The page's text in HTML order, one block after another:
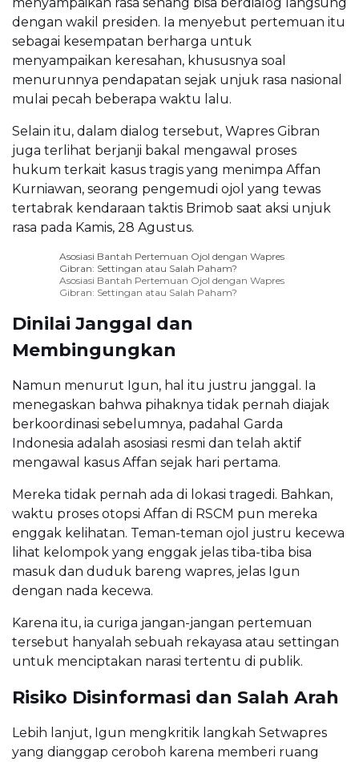
dengan wakil presiden. Ia menyebut pertemuan itu
sebagai kesempatan berharga untuk
menyampaikan keresahan, khususnya soal
menurunnya pendapatan sejak unjuk rasa nasional
mulai pecah beberapa waktu lalu.
Selain itu, dalam dialog tersebut, Wapres Gibran
juga terlihat berjanji bakal mengawal proses
hukum terkait kasus tragis yang menimpa Affan
Kurniawan, seorang pengemudi ojol yang tewas
tertabrak kendaraan taktis Brimob saat aksi unjuk
rasa pada Kamis, 28 Agustus.
Asosiasi Bantah Pertemuan Ojol dengan Wapres
Gibran: Settingan atau Salah Paham?
Asosiasi Bantah Pertemuan Ojol dengan Wapres
Gibran: Settingan atau Salah Paham?
Dinilai Janggal dan
Membingungkan
Namun menurut Igun, hal itu justru janggal. Ia
menegaskan bahwa pihaknya tidak pernah diajak
berkoordinasi sebelumnya, padahal Garda
Indonesia adalah asosiasi resmi dan telah aktif
mengawal kasus Affan sejak hari pertama.
Mereka tidak pernah ada di lokasi tragedi. Bahkan,
waktu proses otopsi Affan di RSCM pun mereka
enggak kelihatan. Teman-teman ojol justru kecewa
lihat kelompok yang enggak jelas tiba-tiba bisa
masuk dan duduk bareng wapres, jelas Igun
dengan nada kecewa.
Karena itu, ia curiga jangan-jangan pertemuan
tersebut hanyalah sebuah rekayasa atau settingan
untuk menciptakan narasi tertentu di publik.
Risiko Disinformasi dan Salah Arah
Lebih lanjut, Igun mengkritik langkah Setwapres
yang dianggap ceroboh karena memberi ruang